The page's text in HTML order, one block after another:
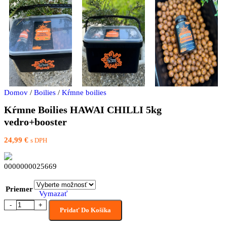
Domov / Boilies / Kŕmne boilies
Kŕmne Boilies HAWAI CHILLI 5kg
vedro+booster
24,99 € s DPH
0000000025669
Priemer
Vymazať
množstvo Kŕmne Boilies HAWAI CHILLI 5kg vedro+booster
Pridať Do Košíka